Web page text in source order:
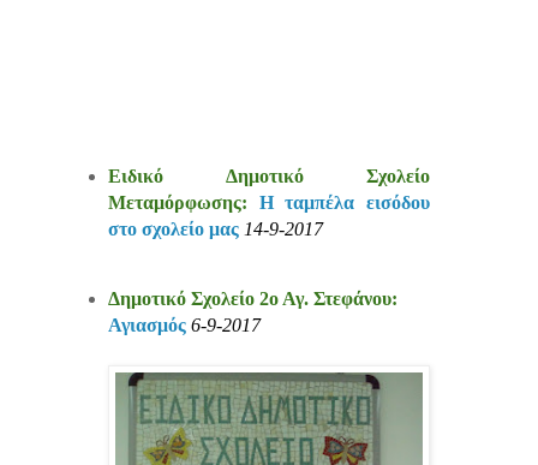
Ειδικό Δημοτικό Σχολείο
Μεταμόρφωσης: Η ταμπέλα εισόδου
στο σχολείο μας 14-9-2017
Δημοτικό Σχολείο 2ο Αγ. Στεφάνου:
Αγιασμός 6-9-2017